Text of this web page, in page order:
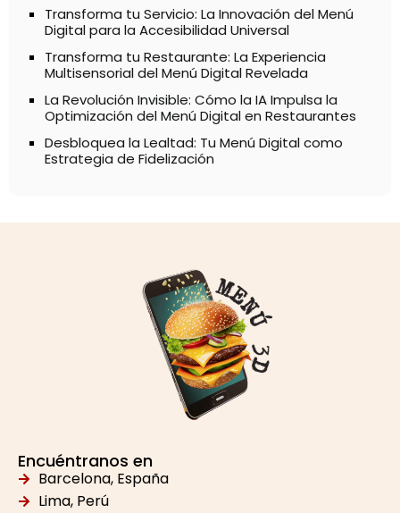
Transforma tu Servicio: La Innovación del Menú
Digital para la Accesibilidad Universal
Transforma tu Restaurante: La Experiencia
Multisensorial del Menú Digital Revelada
La Revolución Invisible: Cómo la IA Impulsa la
Optimización del Menú Digital en Restaurantes
Desbloquea la Lealtad: Tu Menú Digital como
Estrategia de Fidelización
Encuéntranos en
Barcelona, España
Lima, Perú